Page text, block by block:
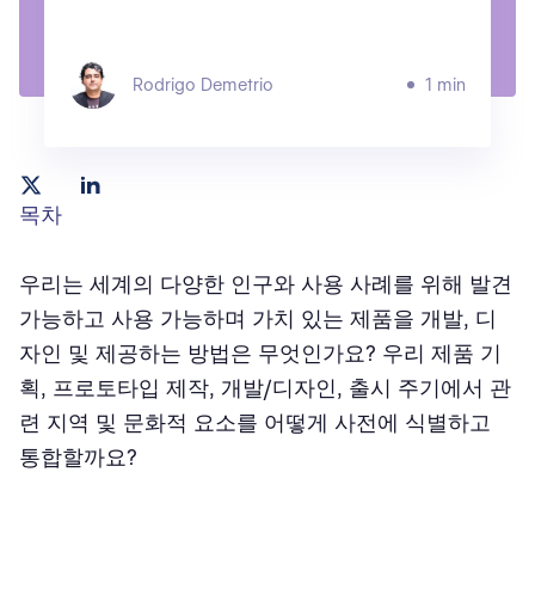
Rodrigo Demetrio 1 min
목차
우리는 세계의 다양한 인구와 사용 사례를 위해 발견
가능하고 사용 가능하며 가치 있는 제품을 개발, 디
자인 및 제공하는 방법은 무엇인가요? 우리 제품 기
획, 프로토타입 제작, 개발/디자인, 출시 주기에서 관
련 지역 및 문화적 요소를 어떻게 사전에 식별하고
통합할까요?